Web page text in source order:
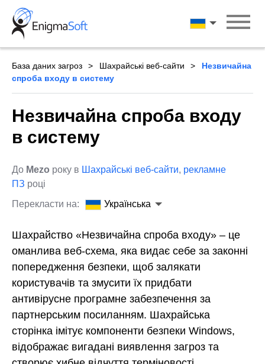
Skip
content
Українська
База даних загроз Шахрайські веб-сайти
Незвичайна
спроба входу в систему
Незвичайна спроба входу
в систему
До Mezo року в Шахрайські веб-сайти, рекламне
ПЗ році
Перекласти на:
Українська
Шахрайство «Незвичайна спроба входу» – це
оманлива веб-схема, яка видає себе за законні
попередження безпеки, щоб залякати
користувачів та змусити їх придбати
антивірусне програмне забезпечення за
партнерським посиланням. Шахрайська
сторінка імітує компоненти безпеки Windows,
відображає вигадані виявлення загроз та